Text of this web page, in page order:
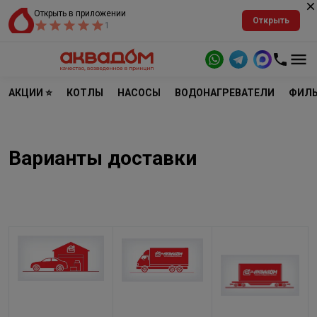
Открыть в приложении
1
Открыть
АКЦИИ ⭐ КОТЛЫ НАСОСЫ ВОДОНАГРЕВАТЕЛИ
Варианты доставки